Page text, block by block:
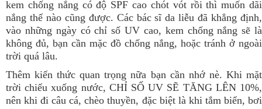
kem chống nắng có độ SPF cao chót vót rồi thì muốn dãi
nắng thế nào cũng được. Các bác sĩ da liễu đã khẳng định,
vào những ngày có chỉ số UV cao, kem chống nắng sẽ là
không đủ, bạn cần mặc đồ chống nắng, hoặc tránh ở ngoài
trời quá lâu.
Thêm kiến thức quan trọng nữa bạn cần nhớ nè. Khi mặt
trời chiếu xuống nước, CHỈ SỐ UV SẼ TĂNG LÊN 10%,
nên khi đi câu cá, chèo thuyền, đặc biệt là khi tắm biển, bơi